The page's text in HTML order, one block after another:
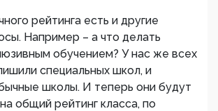
рейтинга есть и другие
Например – а что делать
обучением? У нас же всех
специальных школ, и
школы. И теперь они будут
общий рейтинг класса, по